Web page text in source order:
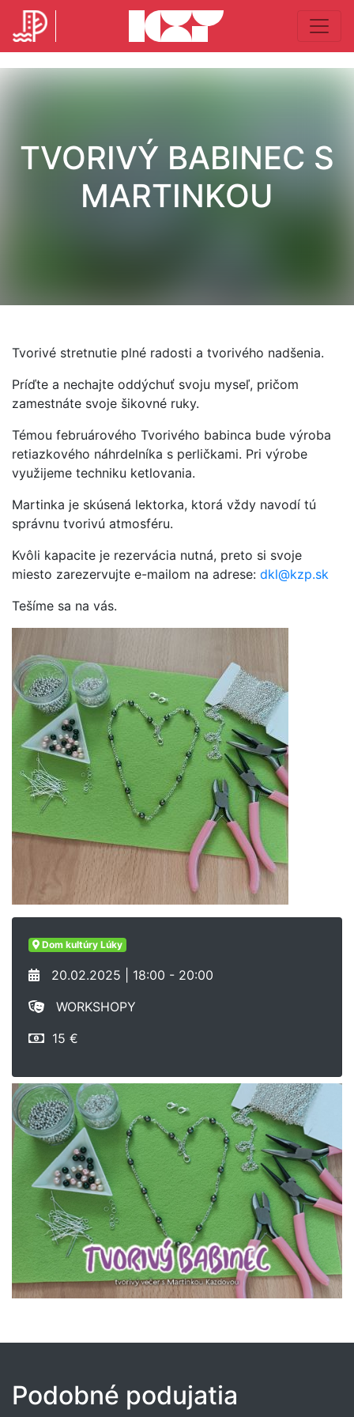
TVORIVÝ BABINEC S
MARTINKOU
Tvorivé stretnutie plné radosti a tvorivého nadšenia.
Príďte a nechajte oddýchuť svoju myseľ, pričom
zamestnáte svoje šikovné ruky.
Témou februárového Tvorivého babinca bude výroba
retiazkového náhrdelníka s perličkami. Pri výrobe
využijeme techniku ketlovania.
Martinka je skúsená lektorka, ktorá vždy navodí tú
správnu tvorivú atmosféru.
Kvôli kapacite je rezervácia nutná, preto si svoje
miesto zarezervujte e-mailom na adrese: dkl@kzp.sk
Tešíme sa na vás.
Dom kultúry Lúky
20.02.2025 | 18:00 - 20:00
WORKSHOPY
15 €
Podobné podujatia